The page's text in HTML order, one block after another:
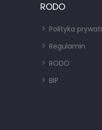
RODO
Polityka
Regulamin
RODO
BIP